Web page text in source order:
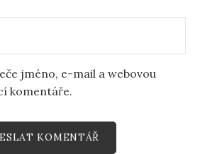
jméno, e-mail a webovou
komentáře.